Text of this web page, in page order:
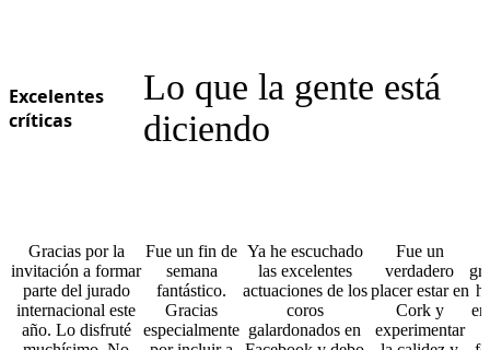
Excelentes
críticas
Lo que la gente está
diciendo
Gracias por la
invitación a formar
parte del jurado
internacional este
año. Lo disfruté
Fue un fin de
semana
fantástico.
Gracias
especialmente
Ya he escuchado
las excelentes
actuaciones de los
coros
galardonados en
Fue un
verdadero
placer estar en
Cork y
experimentar